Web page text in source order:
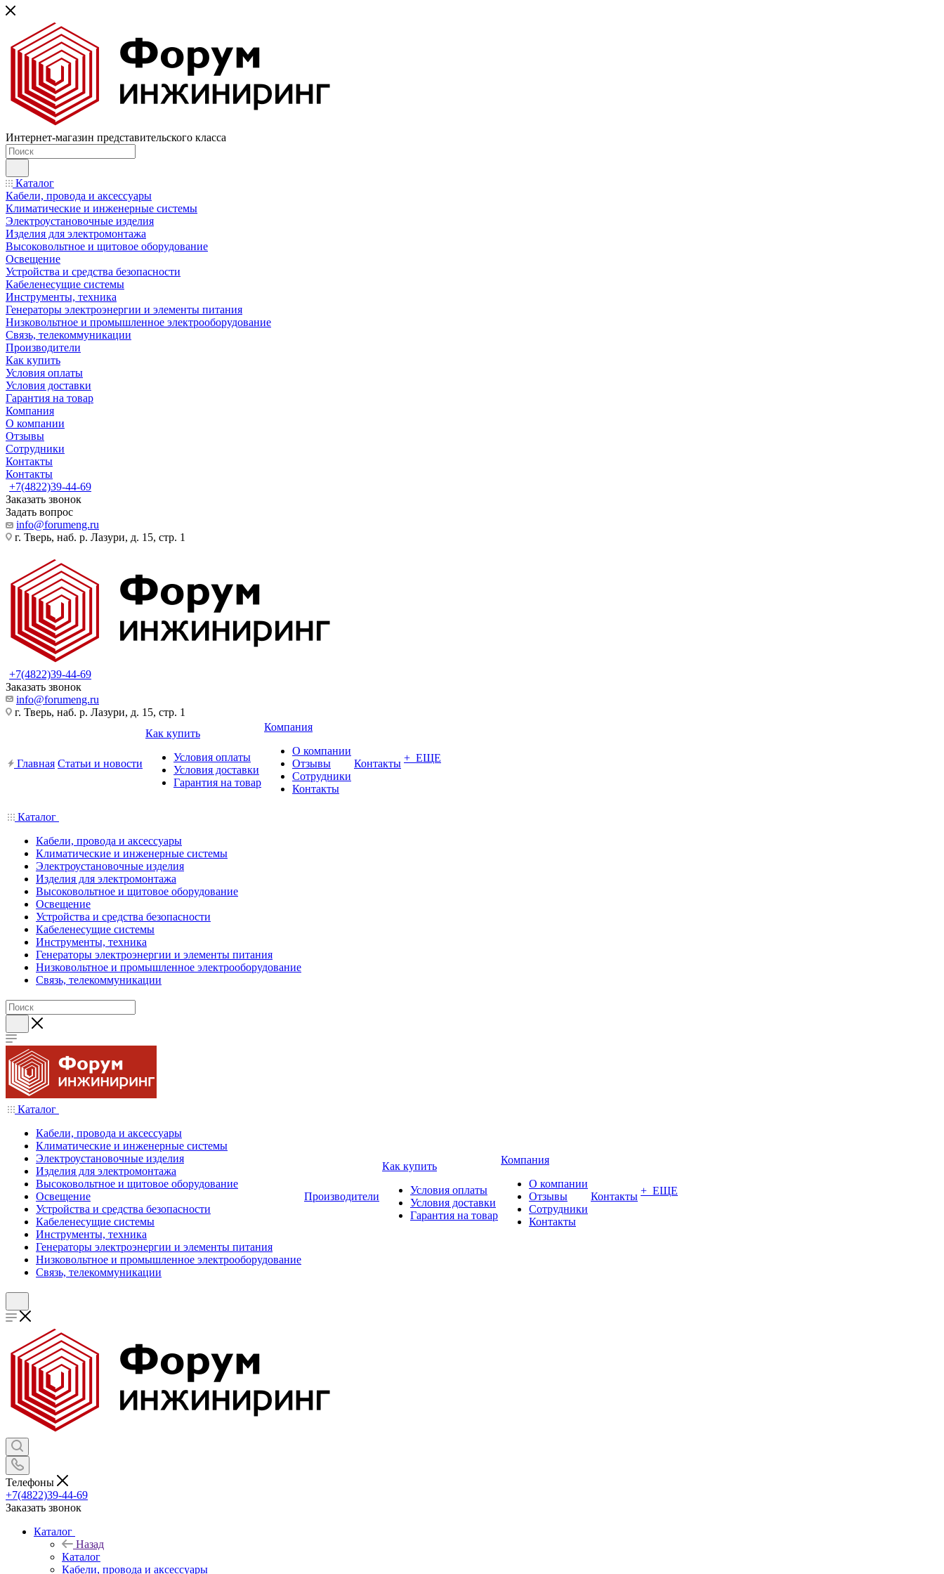
Интернет-магазин представительского класса
Каталог
Кабели, провода и аксессуары
Климатические и инженерные системы
Электроустановочные изделия
Изделия для электромонтажа
Высоковольтное и щитовое оборудование
Освещение
Устройства и средства безопасности
Кабеленесущие системы
Инструменты, техника
Генераторы электроэнергии и элементы питания
Низковольтное и промышленное электрооборудование
Связь, телекоммуникации
Производители
Как купить
Условия оплаты
Условия доставки
Гарантия на товар
Компания
О компании
Отзывы
Сотрудники
Контакты
Контакты
+7(4822)39-44-69
Заказать звонок
Задать вопрос
info@forumeng.ru
г. Тверь, наб. р. Лазури, д. 15, стр. 1
+7(4822)39-44-69
Заказать звонок
info@forumeng.ru
г. Тверь, наб. р. Лазури, д. 15, стр. 1
Главная Статьи и новости
Как купить
Условия оплаты
Условия доставки
Гарантия на товар
Компания
О компании
Отзывы
Сотрудники
Контакты
Контакты + ЕЩЕ
Каталог
Кабели, провода и аксессуары
Климатические и инженерные системы
Электроустановочные изделия
Изделия для электромонтажа
Высоковольтное и щитовое оборудование
Освещение
Устройства и средства безопасности
Кабеленесущие системы
Инструменты, техника
Генераторы электроэнергии и элементы питания
Низковольтное и промышленное электрооборудование
Связь, телекоммуникации
Каталог
Кабели, провода и аксессуары
Климатические и инженерные системы
Электроустановочные изделия
Изделия для электромонтажа
Высоковольтное и щитовое оборудование
Освещение
Устройства и средства безопасности
Кабеленесущие системы
Инструменты, техника
Генераторы электроэнергии и элементы питания
Низковольтное и промышленное электрооборудование
Связь, телекоммуникации
Производители
Как купить
Условия оплаты
Условия доставки
Гарантия на товар
Компания
О компании
Отзывы
Сотрудники
Контакты
Контакты + ЕЩЕ
Телефоны
+7(4822)39-44-69
Заказать звонок
Каталог
Назад
Каталог
Кабели, провода и аксессуары